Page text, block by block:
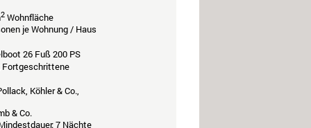
2 Wohnfläche
je Wohnung / Haus
26 Fuß 200 PS
Fortgeschrittene
Köhler & Co.,
& Co.
7 Nächte